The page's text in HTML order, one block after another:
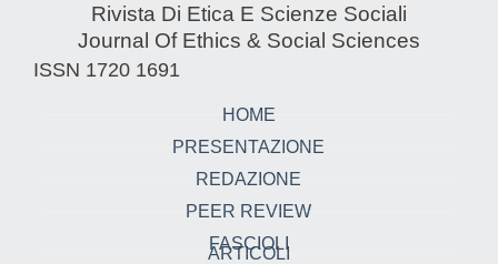
Rivista Di Etica E Scienze Sociali
Journal Of Ethics & Social Sciences
ISSN 1720 1691
HOME
PRESENTAZIONE
REDAZIONE
PEER REVIEW
FASCIOLI
ARTICOLI